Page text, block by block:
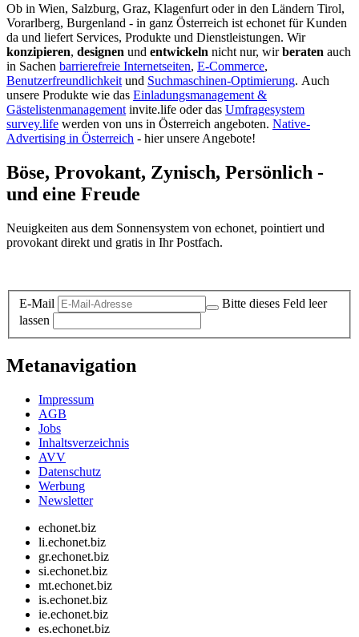
Ob in Wien, Salzburg, Graz, Klagenfurt oder in den Ländern Tirol,
Vorarlberg, Burgenland - in ganz Österreich ist echonet für Kunden
da und liefert Services, Produkte und Dienstleistungen. Wir
konzipieren, designen und entwickeln nicht nur, wirberaten auch
in Sachen barrierefreie Internetseiten, E-Commerce,
Benutzerfreundlichkeit und Suchmaschinen-Optimierung. Auch
unsere Produkte wie das Einladungsmanagement &
Gästelistenmanagement invite.life oder das Umfragesystem
survey.life werden von uns in Österreich angeboten. Native-
Advertising in Österreich - hier unsere Angebote!
Böse, Provokant, Zynisch, Persönlich -
und eine Freude
Neuigkeiten aus dem Sonnensystem von echonet, pointiert und
provokant direkt und gratis in Ihr Postfach.
E-Mail
Bitte dieses Feld leer
lassen
Metanavigation
Impressum
AGB
Jobs
Inhaltsverzeichnis
AVV
Datenschutz
Werbung
Newsletter
echonet.biz
li.echonet.biz
gr.echonet.biz
si.echonet.biz
mt.echonet.biz
is.echonet.biz
ie.echonet.biz
es.echonet.biz